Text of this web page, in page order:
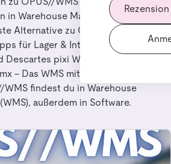
in Warehouse Management Systeme
Alternative zu OPUS//WMS ist
für Lager & Intralogistik. Weitere
pixi WMS,
– Das WMS mit GO-ONE Engine.
findest du in Warehouse
außerdem in Software.